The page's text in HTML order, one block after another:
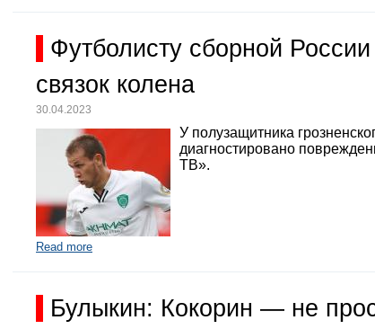
Футболисту сборной
связок колена
30.04.2023
У полузащитника
диагностировано
ТВ».
Read more
Булыкин: Кокорин — не